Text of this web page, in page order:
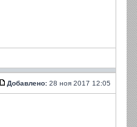
Добавлено: 28 ноя 2017 12:05